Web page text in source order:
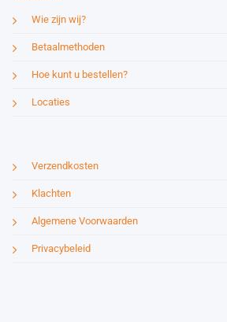
Wie zijn wij?
Betaalmethoden
Hoe kunt u bestellen?
Locaties
Verzendkosten
Klachten
Algemene Voorwaarden
Privacybeleid